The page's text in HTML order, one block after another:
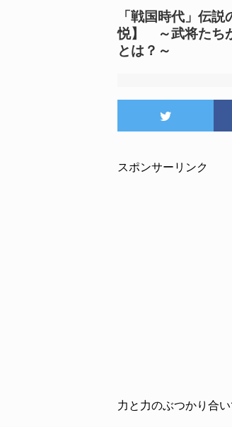
「戦国時代」伝
悦】 ～武将たち
とは？～
スポンサーリンク
力と力のぶつかり合